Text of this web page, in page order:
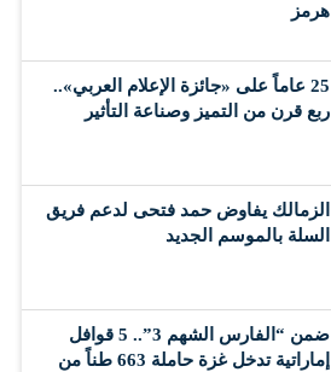
هرمز
25 عاماً على «جائزة الإعلام العربي»..
ربع قرن من التميز وصناعة التأثير
الزمالك يفاوض حمد فتحى لدعم فريق
السلة بالموسم الجديد
ضمن “الفارس الشهم 3”.. 5 قوافل
إماراتية تدخل غزة حاملة 663 طناً من